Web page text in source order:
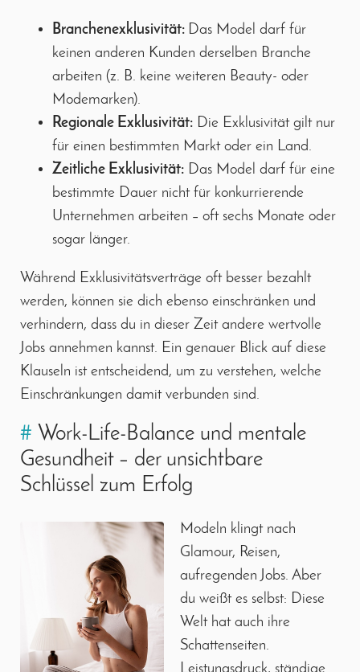
Branchenexklusivität: Das Model darf für
keinen anderen Kunden derselben Branche
arbeiten (z. B. keine weiteren Beauty- oder
Modemarken).
Regionale Exklusivität: Die Exklusivität gilt nur
für einen bestimmten Markt oder ein Land.
Zeitliche Exklusivität: Das Model darf für eine
bestimmte Dauer nicht für konkurrierende
Unternehmen arbeiten – oft sechs Monate oder
sogar länger.
Während Exklusivitätsverträge oft besser bezahlt
werden, können sie dich ebenso einschränken und
verhindern, dass du in dieser Zeit andere wertvolle
Jobs annehmen kannst. Ein genauer Blick auf diese
Klauseln ist entscheidend, um zu verstehen, welche
Einschränkungen damit verbunden sind.
# Work-Life-Balance und mentale
Gesundheit – der unsichtbare
Schlüssel zum Erfolg
Modeln klingt nach
Glamour, Reisen,
aufregenden Jobs. Aber
du weißt es selbst: Diese
Welt hat auch ihre
Schattenseiten.
Leistungsdruck, ständige